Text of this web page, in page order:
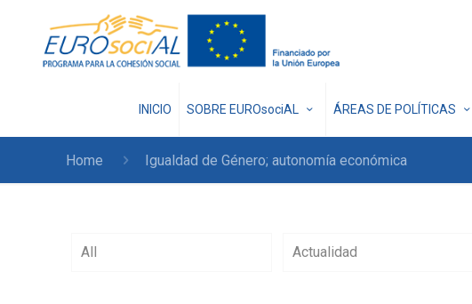
INICIO SOBRE EUROsociAL ÁREAS DE POLÍTICAS
Home Igualdad de Género; autonomía económica
All Actualidad